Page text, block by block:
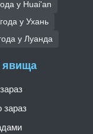
у Huai'an
у Ухань
у Луанда
явища
зараз